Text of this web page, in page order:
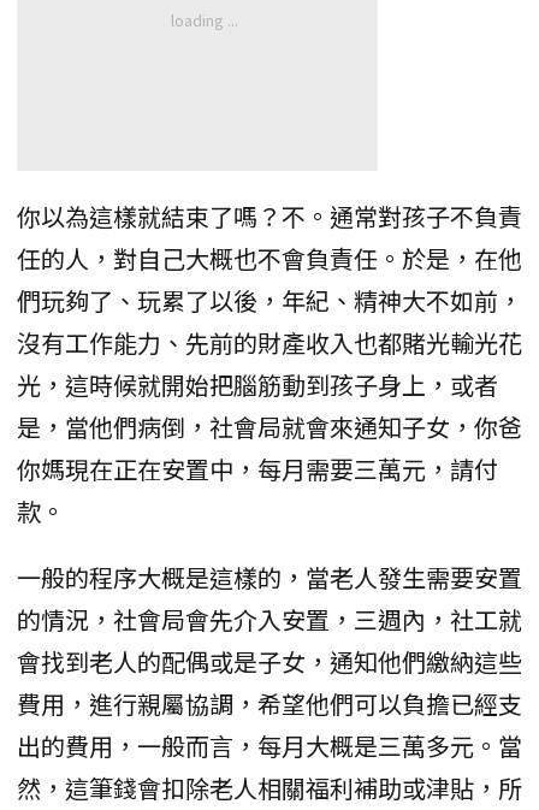
你以為這樣就結束了嗎？不。通常對孩子不負責
任的人，對自己大概也不會負責任。於是，在他
們玩夠了、玩累了以後，年紀、精神大不如前，
沒有工作能力、先前的財產收入也都賭光輸光花
光，這時候就開始把腦筋動到孩子身上，或者
是，當他們病倒，社會局就會來通知子女，你爸
你媽現在正在安置中，每月需要三萬元，請付
款。
一般的程序大概是這樣的，當老人發生需要安置
的情況，社會局會先介入安置，三週內，社工就
會找到老人的配偶或是子女，通知他們繳納這些
費用，進行親屬協調，希望他們可以負擔已經支
出的費用，一般而言，每月大概是三萬多元。當
然，這筆錢會扣除老人相關福利補助或津貼，所